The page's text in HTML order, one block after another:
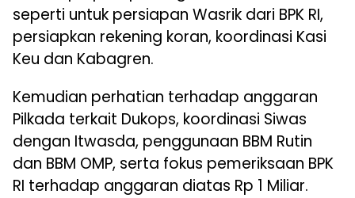
seperti untuk persiapan Wasrik dari BPK RI,
persiapkan rekening koran, koordinasi Kasi
Keu dan Kabagren.
Kemudian perhatian terhadap anggaran
Pilkada terkait Dukops, koordinasi Siwas
dengan Itwasda, penggunaan BBM Rutin
dan BBM OMP, serta fokus pemeriksaan BPK
RI terhadap anggaran diatas Rp 1 Miliar.